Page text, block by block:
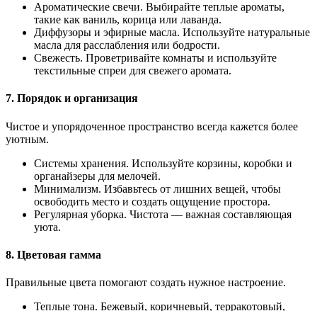
Ароматические свечи. Выбирайте теплые ароматы,
такие как ваниль, корица или лаванда.
Диффузоры и эфирные масла. Используйте натуральные
масла для расслабления или бодрости.
Свежесть. Проветривайте комнаты и используйте
текстильные спреи для свежего аромата.
7. Порядок и организация
Чистое и упорядоченное пространство всегда кажется более
уютным.
Системы хранения. Используйте корзины, коробки и
органайзеры для мелочей.
Минимализм. Избавьтесь от лишних вещей, чтобы
освободить место и создать ощущение простора.
Регулярная уборка. Чистота — важная составляющая
уюта.
8. Цветовая гамма
Правильные цвета помогают создать нужное настроение.
Теплые тона. Бежевый, коричневый, терракотовый,